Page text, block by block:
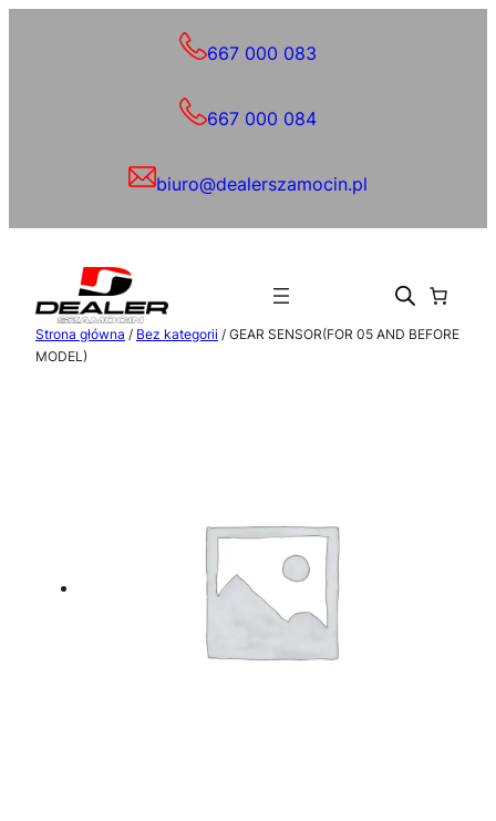
667 000 083
667 000 084
biuro@dealerszamocin.pl
Strona główna / Bez kategorii / GEAR SENSOR(FOR 05 AND BEFORE
MODEL)